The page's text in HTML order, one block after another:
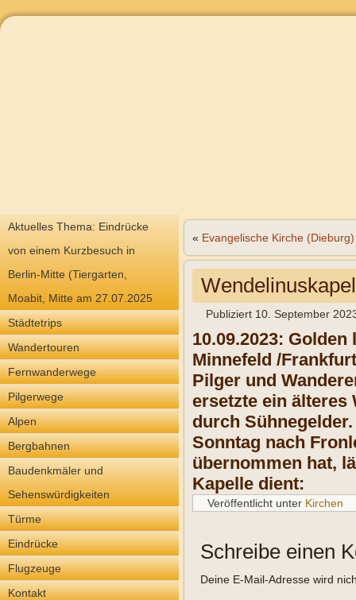
Aktuelles Thema: Eindrücke
von einem Kurzbesuch in
Berlin-Mitte (Tiergarten,
Moabit, Mitte am 27.07.2025
Städtetrips
Wandertouren
Fernwanderwege
Pilgerwege
Alpen
Bergbahnen
Baudenkmäler und
Sehenswürdigkeiten
Türme
Eindrücke
Flugzeuge
Kontakt
« Evangelische Kirche (Dieburg)
Publiziert 10. September
10.09.2023:
Minnefeld /
Pilger und
ersetzte ein älteres
durch
Sonntag nach
übernommen hat,
Kapelle dient:
Veröffentlicht unter Kirchen
Schreibe einen
Deine E-Mail-Adresse wird